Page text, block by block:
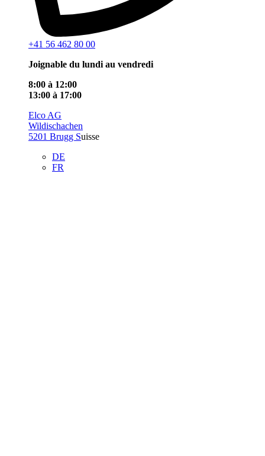
+41 56 462 80 00
Joignable du lundi au vendredi
8:00 à 12:00
13:00 à 17:00
Elco AG
Wildischachen
5201 Brugg Suisse
DE
FR